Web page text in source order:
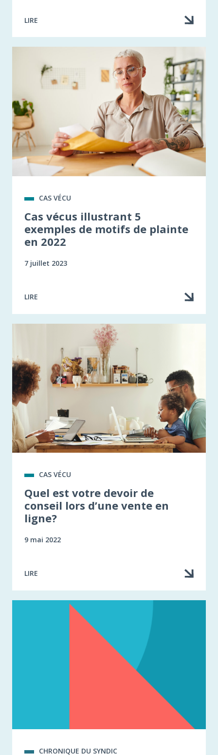
LIRE
CAS VÉCU
Cas vécus illustrant 5
exemples de motifs de plainte
en 2022
7 juillet 2023
LIRE
CAS VÉCU
Quel est votre devoir de
conseil lors d’une vente en
ligne?
9 mai 2022
LIRE
CHRONIQUE DU SYNDIC